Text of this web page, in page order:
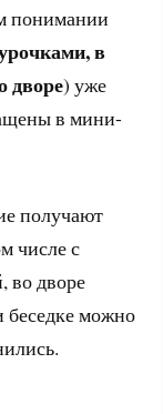
понимании
в
дворе) уже
в мини-
получают
числе с
во дворе
беседке можно